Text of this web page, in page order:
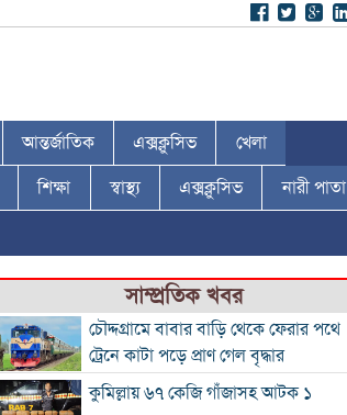
আন্তর্জাতিক এক্সক্লুসিভ খেলা
শিক্ষা স্বাস্থ্য এক্সক্লুসিভ নারী পাতা
সাম্প্রতিক খবর
চৌদ্দগ্রামে বাবার বাড়ি থেকে ফেরার পথে
ট্রেনে কাটা পড়ে প্রাণ গেল বৃদ্ধার
কুমিল্লায় ৬৭ কেজি গাঁজাসহ আটক ১